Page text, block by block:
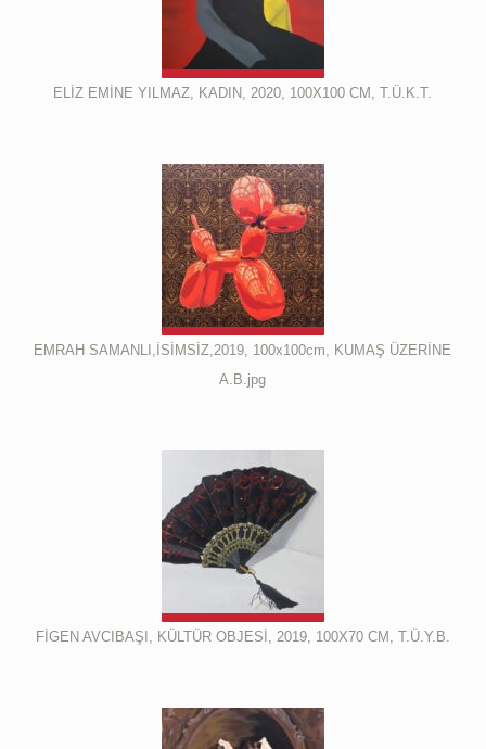
ELİZ EMİNE YILMAZ, KADIN, 2020, 100X100 CM, T.Ü.K.T.
EMRAH SAMANLI,İSİMSİZ,2019, 100x100cm, KUMAŞ ÜZERİNE
A.B.jpg
FİGEN AVCIBAŞI, KÜLTÜR OBJESİ, 2019, 100X70 CM, T.Ü.Y.B.